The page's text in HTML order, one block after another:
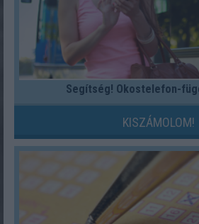
Segítség! Okostelefon-
KISZÁMOLOM!